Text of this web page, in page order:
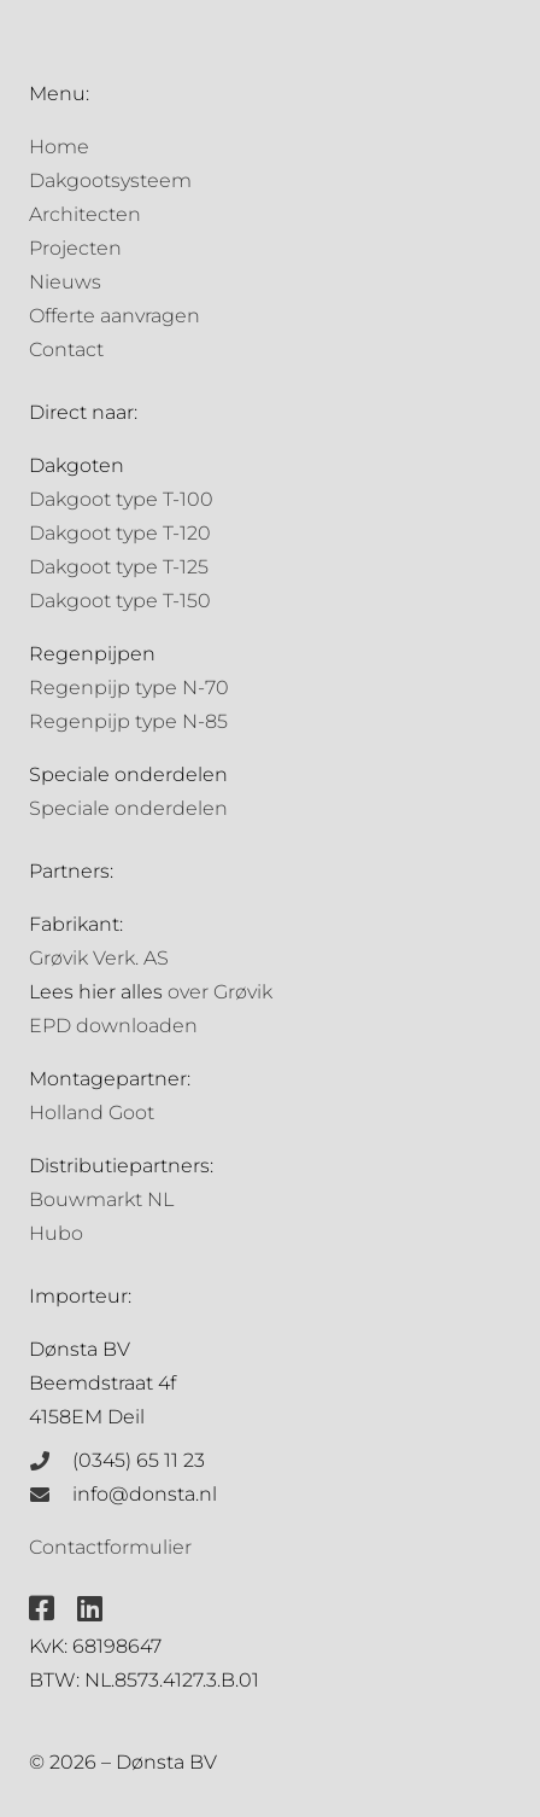
Menu:
Home
Dakgootsysteem
Architecten
Projecten
Nieuws
Offerte aanvragen
Contact
Direct naar:
Dakgoten
Dakgoot type T-100
Dakgoot type T-120
Dakgoot type T-125
Dakgoot type T-150
Regenpijpen
Regenpijp type N-70
Regenpijp type N-85
Speciale onderdelen
Speciale onderdelen
Partners:
Fabrikant:
Grøvik Verk. AS
Lees hier alles over Grøvik
EPD downloaden
Montagepartner:
Holland Goot
Distributiepartners:
Bouwmarkt NL
Hubo
Importeur:
Dønsta BV
Beemdstraat 4f
4158EM Deil
(0345) 65 11 23
info@donsta.nl
Contactformulier
KvK: 68198647
BTW: NL.8573.4127.3.B.01
© 2026 – Dønsta BV